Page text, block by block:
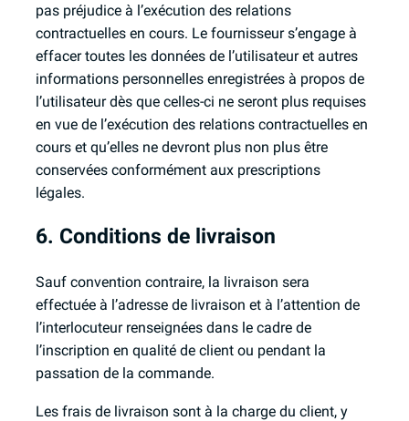
pas préjudice à l’exécution des relations
contractuelles en cours. Le fournisseur s’engage à
effacer toutes les données de l’utilisateur et autres
informations personnelles enregistrées à propos de
l’utilisateur dès que celles-ci ne seront plus requises
en vue de l’exécution des relations contractuelles en
cours et qu’elles ne devront plus non plus être
conservées conformément aux prescriptions
légales.
6. Conditions de livraison
Sauf convention contraire, la livraison sera
effectuée à l’adresse de livraison et à l’attention de
l’interlocuteur renseignées dans le cadre de
l’inscription en qualité de client ou pendant la
passation de la commande.
Les frais de livraison sont à la charge du client, y